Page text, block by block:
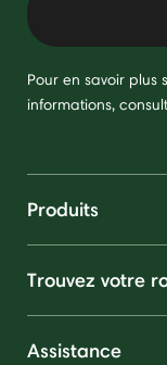
Pour en savoir plus
informations,
Produits
Trouvez votre
Assistance